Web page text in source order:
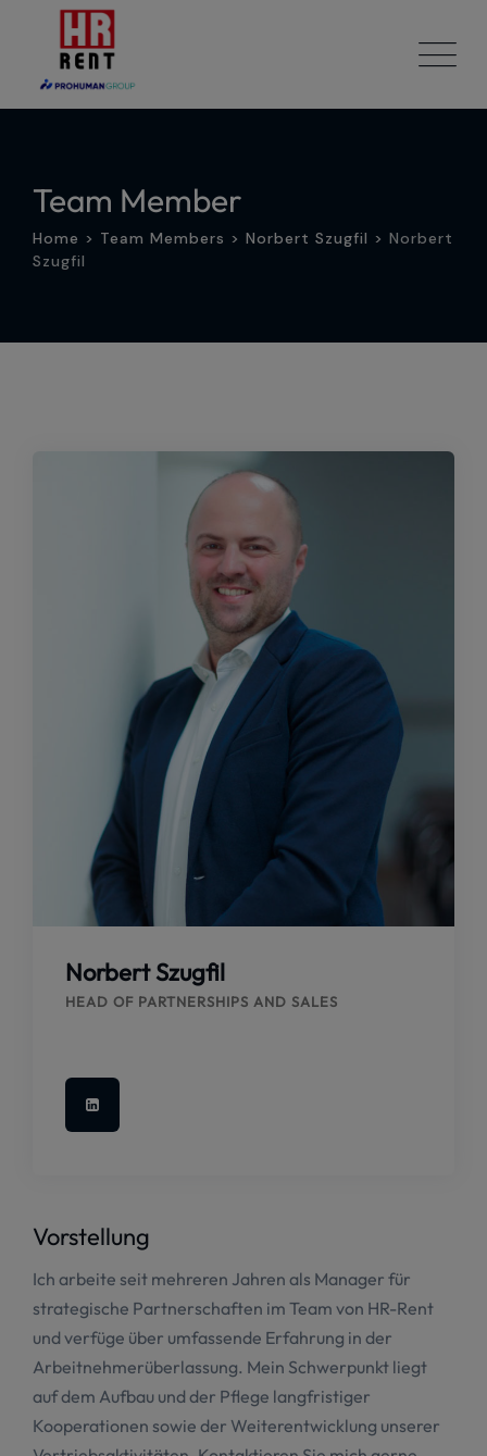
Team Member
Home > Team Members > Norbert Szugfil > Norbert
Szugfil
Norbert Szugfil
HEAD OF PARTNERSHIPS AND SALES
Vorstellung
Ich arbeite seit mehreren Jahren als Manager für
strategische Partnerschaften im Team von HR-Rent
und verfüge über umfassende Erfahrung in der
Arbeitnehmerüberlassung. Mein Schwerpunkt liegt
auf dem Aufbau und der Pflege langfristiger
Kooperationen sowie der Weiterentwicklung unserer